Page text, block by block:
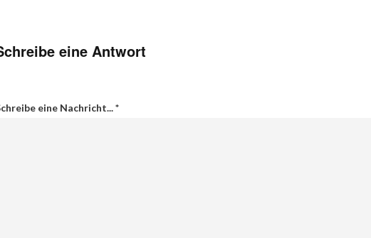
eine Antwort
eine Nachricht...*